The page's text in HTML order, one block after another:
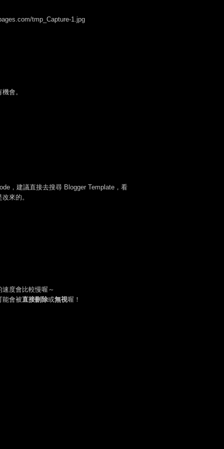
tmp_Capture-1.jpg
會。
，建議直接去搜尋 Blogger Template，看
來的。
度會比較慢喔～
能會被直接刪除或無視喔！